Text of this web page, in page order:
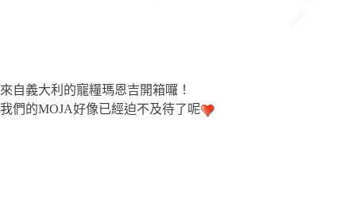
來自義大利的寵糧瑪恩吉開箱囉！
我們的MOJA好像已經迫不及待了呢